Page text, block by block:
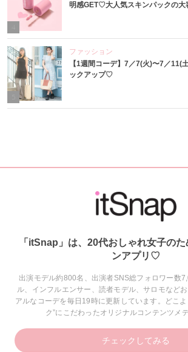
明感GET♡大人気スキンパックの大
ファッション
【1週間コーデ】7／7(火)〜7／11(
ックアップ♡
「itSnap」は、20代おしゃれ女子の
ンアプリ♡
出演モデル約800名、出演者SNS総フォロワー数
ル、インフルエンサー、読者モデル、サロモなど
アルなコーデを毎日19時に更新しています。どこ
ク”にこだわったオリジナルコンテンツメ
チェックしてみる